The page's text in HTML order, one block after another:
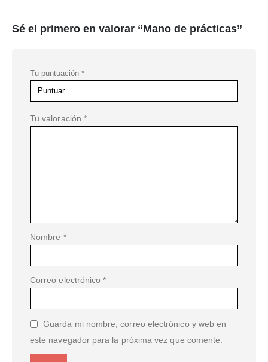
Sé el primero en valorar “Mano de prácticas”
Tu puntuación *
Tu valoración *
Nombre *
Correo electrónico*
Guarda mi nombre, correo electrónico y web en
este navegador para la próxima vez que comente.